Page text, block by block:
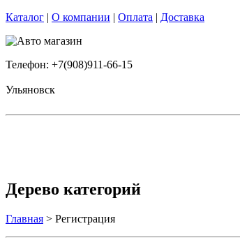
Каталог | О компании | Оплата | Доставка
Телефон: +7(908)911-66-15
Ульяновск
Дерево категорий
Главная > Регистрация